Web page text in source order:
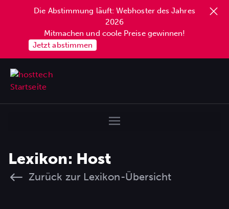
Die Abstimmung läuft: Webhoster des Jahres
2026
Mitmachen und coole Preise gewinnen!
Jetzt abstimmen
Lexikon: Host
Zurück zur Lexikon-Übersicht